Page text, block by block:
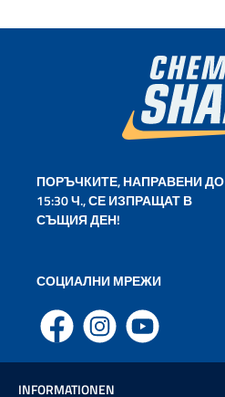
ПОРЪЧКИТЕ, НАПРАВЕНИ ДО
15:30 Ч., СЕ ИЗПРАЩАТ В
СЪЩИЯ ДЕН!
СОЦИАЛНИ МРЕЖИ
Facebook Instagram YouTube
INFORMATIONEN